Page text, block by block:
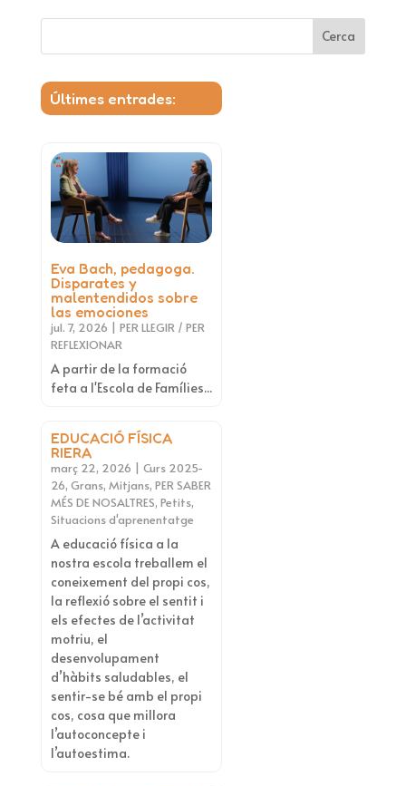
Cerca
Últimes entrades:
Eva Bach, pedagoga.
Disparates y
malentendidos sobre
las emociones
jul. 7, 2026 | PER LLEGIR / PER
REFLEXIONAR
A partir de la formació
feta a l'Escola de Famílies...
EDUCACIÓ FÍSICA
RIERA
març 22, 2026 | Curs 2025-
26, Grans, Mitjans, PER SABER
MÉS DE NOSALTRES, Petits,
Situacions d'aprenentatge
A educació física a la
nostra escola treballem el
coneixement del propi cos,
la reflexió sobre el sentit i
els efectes de l’activitat
motriu, el
desenvolupament
d’hàbits saludables, el
sentir-se bé amb el propi
cos, cosa que millora
l’autoconcepte i
l’autoestima.